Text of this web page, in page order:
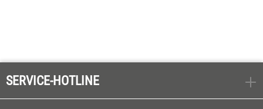
SERVICE-HOTLINE